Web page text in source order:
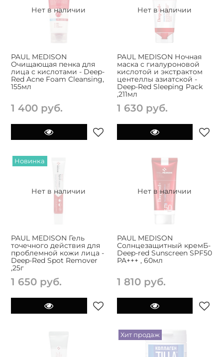
Нет в наличии
PAUL MEDISON
Очищающая пенка для
лица с кислотами - Deep-
Red Acne Foam Cleansing,
155мл
1 400 руб.
Нет в наличии
PAUL MEDISON Ночная
маска с гиалуроновой
кислотой и экстрактом
центеллы азиатской -
Deep-Red Sleeping Pack
,211мл
1 630 руб.
Нет в наличии
Новинка
PAUL MEDISON Гель
точечного действия для
проблемной кожи лица -
Deep-Red Spot Remover
,25г
1 650 руб.
Нет в наличии
PAUL MEDISON
Солнцезащитный кремБ-
Deep-red Sunscreen SPF50
PA+++ , 60мл
1 810 руб.
Хит продаж